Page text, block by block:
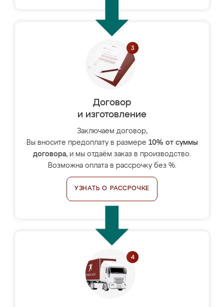
Договор
и изготовление
Заключаем договор,
Вы вносите предоплату в размере 10% от суммы
договора, и мы отдаём заказ в производство.
Возможна оплата в рассрочку без %.
УЗНАТЬ О РАССРОЧКЕ